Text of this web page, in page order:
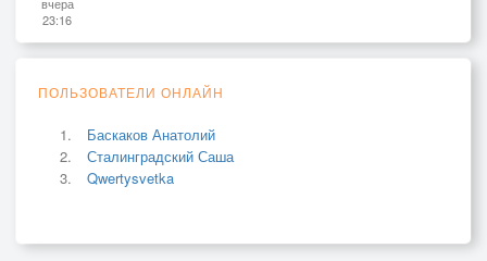
вчера
23:16
ПОЛЬЗОВАТЕЛИ ОНЛАЙН
Баскаков Анатолий
Сталинградский Саша
Qwertysvetka